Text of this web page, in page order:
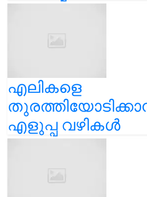
എലികളെ
എളുപ്പ വഴികൾ